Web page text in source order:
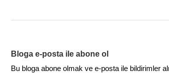
Bloga e-posta ile abone ol
Bu bloga abone olmak ve e-posta ile bildirimler